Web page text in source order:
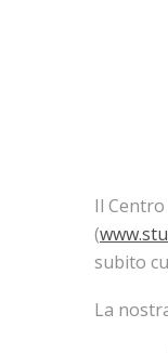
Il
(
subito
La